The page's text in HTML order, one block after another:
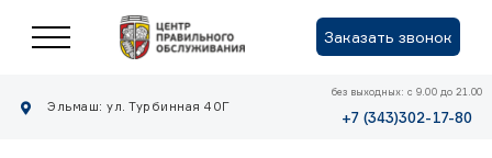
Заказать звонок
Эльмаш: ул. Турбинная 40Г
без выходных: с 9.00 до 21.00
+7 (343)302-17-80